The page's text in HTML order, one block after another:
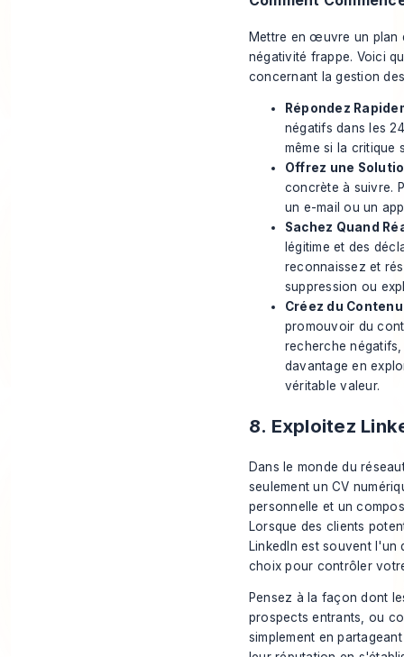
Mettre en œuvre un plan
négativité frappe. Voici
concernant la gestion
Répondez
négatifs dans les
même si la critique
Offrez une
concrète à suivre.
un e-mail ou un
Sachez Quand
légitime et des
reconnaissez et
suppression ou
Créez du
promouvoir du
recherche
davantage en
véritable valeur.
8. Exploitez
Dans le monde du
seulement un CV
personnelle et un
Lorsque des clients
LinkedIn est souvent l'un
choix pour contrôler
Pensez à la façon dont
prospects entrants, ou
simplement en